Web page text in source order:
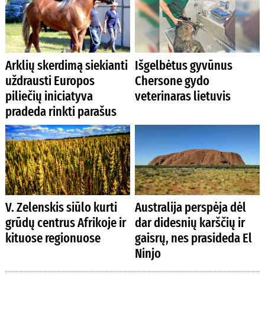
Arklių skerdimą siekianti
uždrausti Europos
piliečių iniciatyva
pradeda rinkti parašus
Išgelbėtus gyvūnus
Chersone gydo
veterinaras lietuvis
V. Zelenskis siūlo kurti
grūdų centrus Afrikoje ir
kituose regionuose
Australija perspėja dėl
dar didesnių karščių ir
gaisrų, nes prasideda El
Ninjo